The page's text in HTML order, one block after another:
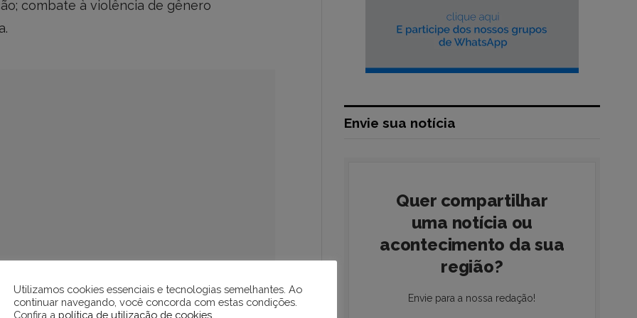
combate à violência de gênero
Envie sua notícia
Quer compartilhar
uma notícia ou
acontecimento da sua
região?
Envie para a nossa redação!
Utilizamos cookies essenciais e tecnologias semelhantes. Ao
continuar navegando, você concorda com estas condições.
Confira a política de utilização de cookies